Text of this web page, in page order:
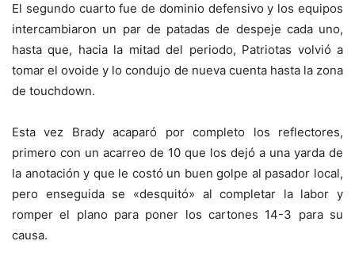
El segundo cuarto fue de dominio defensivo y los equipos
intercambiaron un par de patadas de despeje cada uno,
hasta que, hacia la mitad del periodo, Patriotas volvió a
tomar el ovoide y lo condujo de nueva cuenta hasta la zona
de touchdown.
Esta vez Brady acaparó por completo los reflectores,
primero con un acarreo de 10 que los dejó a una yarda de
la anotación y que le costó un buen golpe al pasador local,
pero enseguida se «desquitó» al completar la labor y
romper el plano para poner los cartones 14-3 para su
causa.